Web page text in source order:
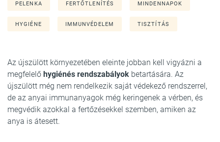
PELENKA FERTŐTLENÍTÉS MINDENNAPOK
HYGIÉNE IMMUNVÉDELEM TISZTÍTÁS
Az újszülött környezetében eleinte jobban kell vigyázni a
megfelelő hygiénés rendszabályok betartására. Az
újszülött még nem rendelkezik saját védekező rendszerrel,
de az anyai immunanyagok még keringenek a vérben, és
megvédik azokkal a fertőzésekkel szemben, amiken az
anya is átesett.